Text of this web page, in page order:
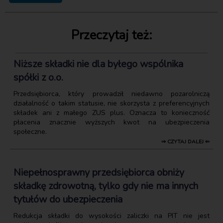
Przeczytaj też:
Niższe składki nie dla byłego wspólnika
spółki z o.o.
Przedsiębiorca, który prowadził niedawno pozarolniczą
działalność o takim statusie, nie skorzysta z preferencyjnych
składek ani z małego ZUS plus. Oznacza to konieczność
płacenia znacznie wyższych kwot na ubezpieczenia
społeczne.
⇒ CZYTAJ DALEJ ⇐
Niepełnosprawny przedsiębiorca obniży
składkę zdrowotną, tylko gdy nie ma innych
tytułów do ubezpieczenia
Redukcja składki do wysokości zaliczki na PIT nie jest